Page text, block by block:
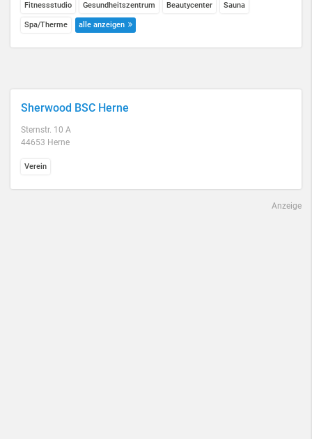
Fitnessstudio Gesundheitszentrum Beautycenter Sauna
Spa/Therme alle anzeigen
Sherwood BSC Herne
Sternstr. 10 A
44653 Herne
Verein
Anzeige